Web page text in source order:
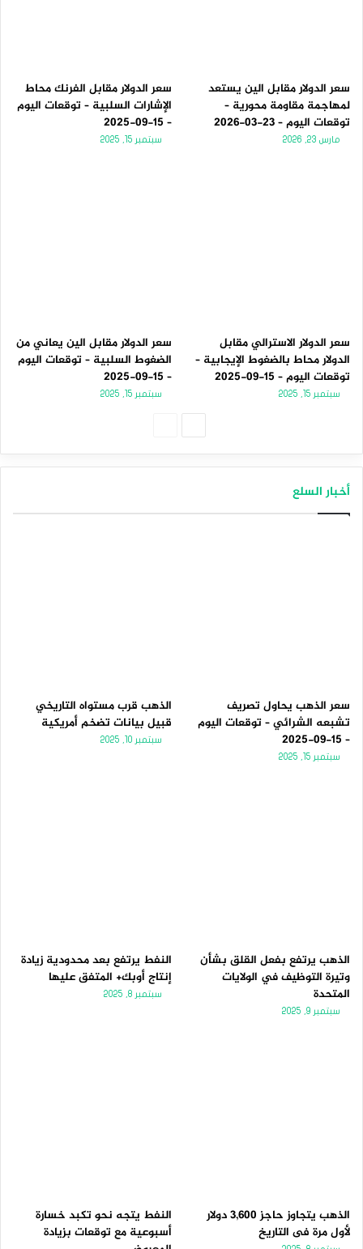
سعر الدولار مقابل الين يستعد
لمهاجمة مقاومة محورية –
توقعات اليوم – 23-03-2026
مارس 23, 2026
سعر الدولار مقابل الفرنك محاط
الإشارات السلبية – توقعات اليوم
– 15-09-2025
سبتمبر 15, 2025
سعر الدولار الاسترالي مقابل
الدولار محاط بالضغوط الإيجابية –
توقعات اليوم – 15-09-2025
سبتمبر 15, 2025
سعر الدولار مقابل الين يعاني من
الضغوط السلبية – توقعات اليوم
– 15-09-2025
سبتمبر 15, 2025
أخبار السلع
سعر الذهب يحاول تصريف
تشبعه الشرائي – توقعات اليوم
– 15-09-2025
سبتمبر 15, 2025
الذهب قرب مستواه التاريخي
قبيل بيانات تضخم أمريكية
سبتمبر 10, 2025
الذهب يرتفع بفعل القلق بشأن
وتيرة التوظيف في الولايات
المتحدة
سبتمبر 9, 2025
النفط يرتفع بعد محدودية زيادة
إنتاج أوبك+ المتفق عليها
سبتمبر 8, 2025
الذهب يتجاوز حاجز 3,600 دولار
لأول مرة فى التاريخ
النفط يتجه نحو تكبد خسارة
أسبوعية مع توقعات بزيادة